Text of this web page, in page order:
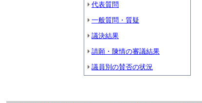
代表質問
一般質問・質疑
議決結果
請願・陳情の審議結果
議員別の賛否の状況